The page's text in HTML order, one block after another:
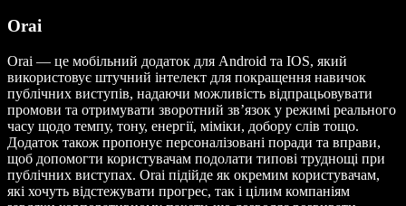
Orai
Orai — це мобільний додаток для Android та IOS, який
використовує штучний інтелект для покращення навичок
публічних виступів, надаючи можливість відпрацьовувати
промови та отримувати зворотний зв’язок у режимі реального
часу щодо темпу, тону, енергії, міміки, добору слів тощо.
Додаток також пропонує персоналізовані поради та вправи,
щоб допомогти користувачам подолати типові труднощі при
публічних виступах. Orai підійде як окремим користувачам,
які хочуть відстежувати прогрес, так і цілим компаніям